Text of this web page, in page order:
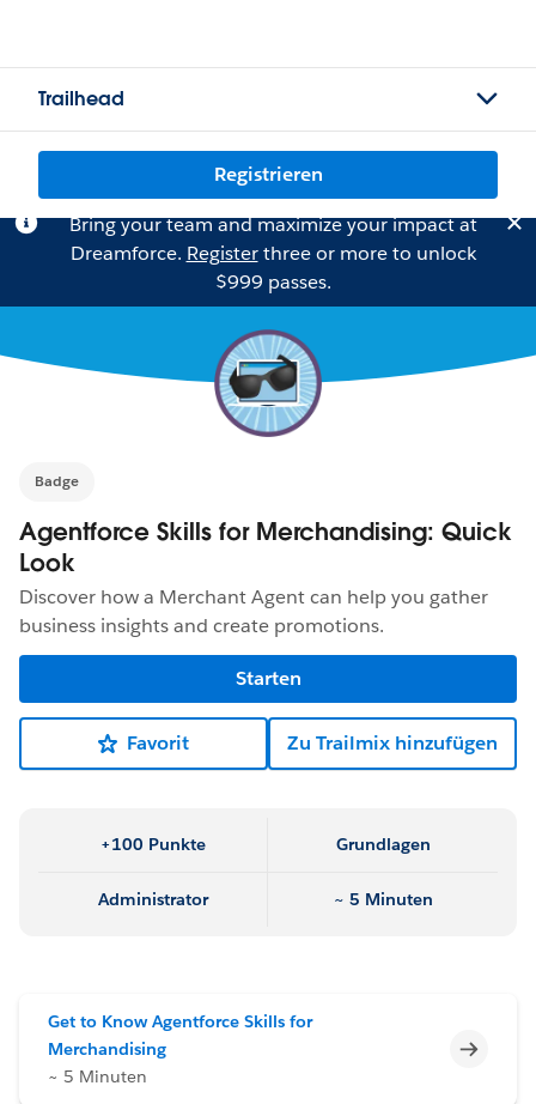
Trailhead
Registrieren
Bring your team and maximize your impact at
Dreamforce. Registerthree or more to unlock
$999 passes.
Badge
Agentforce Skills for Merchandising: Quick
Look
Discover how a Merchant Agent can help you gather
business insights and create promotions.
Starten
Favorit Zu Trailmix hinzufügen
+100 Punkte Grundlagen
Administrator ~ 5 Minuten
Get to Know Agentforce Skills for
Merchandising
~ 5 Minuten